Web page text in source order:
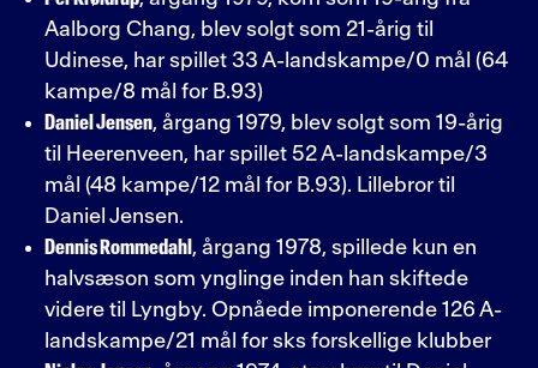
Aalborg Chang, blev solgt som 21-årig til
Udinese, har spillet 33 A-landskampe/0 mål (64
kampe/8 mål for B.93)
Daniel Jensen, årgang 1979, blev solgt som 19-årig
til Heerenveen, har spillet 52 A-landskampe/3
mål (48 kampe/12 mål for B.93). Lillebror til
Daniel Jensen.
Dennis Rommedahl , årgang 1978, spillede kun en
halvsæson som ynglinge inden han skiftede
videre til Lyngby. Opnåede imponerende 126 A-
landskampe/21 mål for sks forskellige klubber